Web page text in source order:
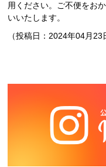
用ください。ご不便をお
いいたします。
（投稿日：2024年04月23